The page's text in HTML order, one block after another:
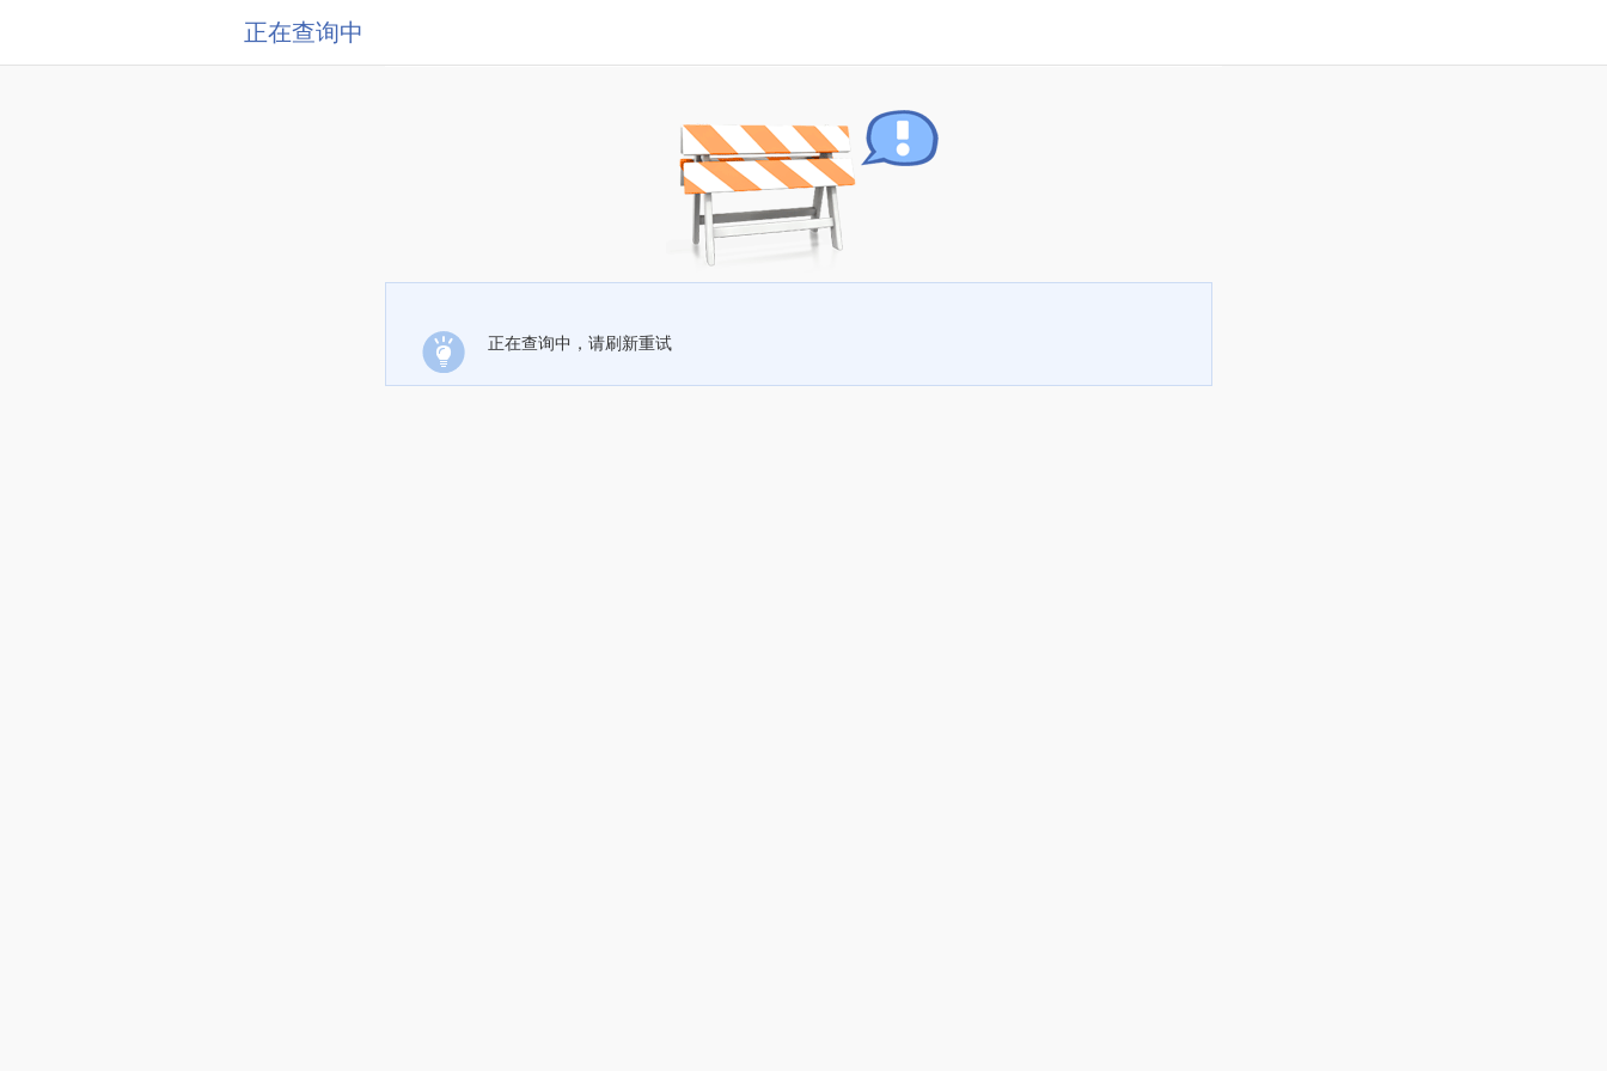
正在查询中
正在查询中，请刷新重试